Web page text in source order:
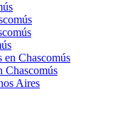
en Chascomús
Chascomús
Aires